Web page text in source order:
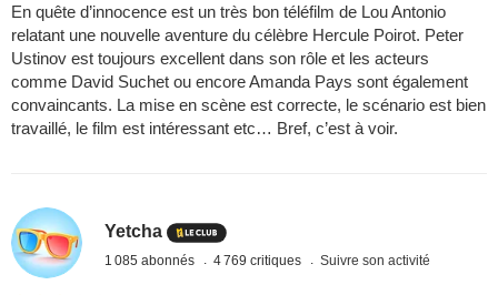
En quête d’innocence est un très bon téléfilm de Lou Antonio
relatant une nouvelle aventure du célèbre Hercule Poirot. Peter
Ustinov est toujours excellent dans son rôle et les acteurs
comme David Suchet ou encore Amanda Pays sont également
convaincants. La mise en scène est correcte, le scénario est bien
travaillé, le film est intéressant etc… Bref, c’est à voir.
Yetcha
1 085 abonnés 4 769 critiques Suivre son activité